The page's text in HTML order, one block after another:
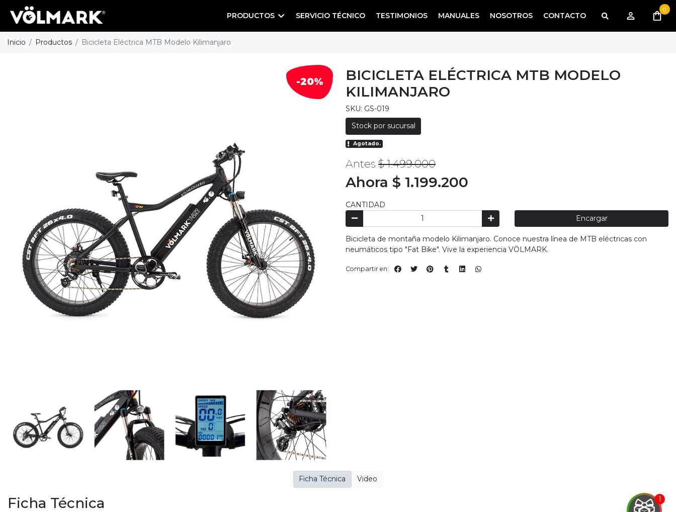
PRODUCTOS SERVICIO TÉCNICO TESTIMONIOS MANUALES NOSOTROS CONTACTO
0
Inicio Productos Bicicleta Eléctrica MTB Modelo Kilimanjaro
-20%
BICICLETA ELÉCTRICA MTB MODELO
KILIMANJARO
SKU: GS-019
Stock por sucursal
Agotado.
Antes $ 1.499.000
Ahora $ 1.199.200
CANTIDAD
Encargar
Bicicleta de montaña modelo Kilimanjaro. Conoce nuestra línea de MTB eléctricas con
neumáticos tipo "Fat Bike". Vive la experiencia VÖLMARK.
Compartir en:
Ficha Técnica
Ficha Técnica Video